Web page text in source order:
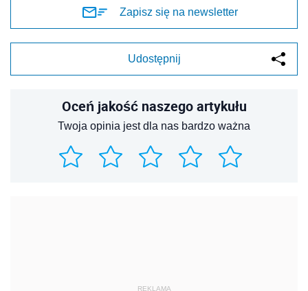
Zapisz się na newsletter
Udostępnij
Oceń jakość naszego artykułu
Twoja opinia jest dla nas bardzo ważna
REKLAMA